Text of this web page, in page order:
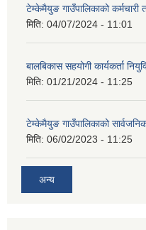
टेम्केमैयुङ गाउँपालिकाको कर्मचारी
मिति: 04/07/2024 - 11:01
बालबिकास सहयोगी कार्यकर्ता
मिति: 01/21/2024 - 11:25
टेम्केमैयुङ गाउँपालिकाको
मिति: 06/02/2023 - 11:25
अन्य